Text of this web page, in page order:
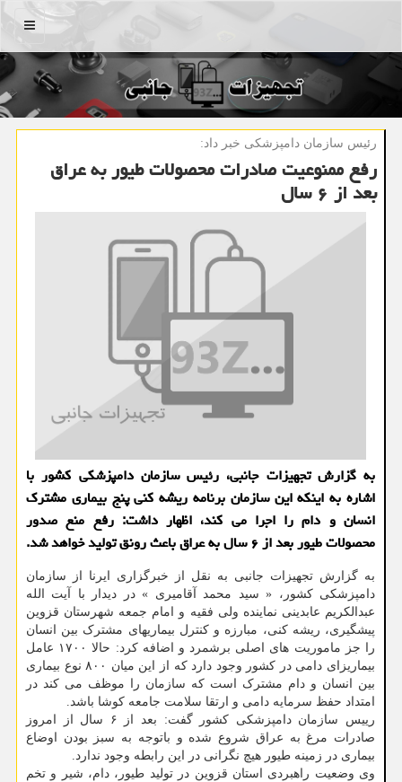
منو
رئیس سازمان دامپزشكی خبر داد:
رفع ممنوعیت صادرات محصولات طیور به عراق
بعد از ۶ سال
به گزارش تجهیزات جانبی، رئیس سازمان دامپزشکی کشور با
اشاره به اینکه این سازمان برنامه ریشه کنی پنج بیماری مشترک
انسان و دام را اجرا می کند، اظهار داشت: رفع منع صدور
محصولات طیور بعد از ۶ سال به عراق باعث رونق تولید خواهد شد.
به گزارش تجهیزات جانبی به نقل از خبرگزاری ایرنا از سازمان
دامپزشکی کشور، « سید محمد آقامیری » در دیدار با آیت الله
عبدالکریم عابدینی نماینده ولی فقیه و امام جمعه شهرستان قزوین
پیشگیری، ریشه کنی، مبارزه و کنترل بیماریهای مشترک بین انسان
را جز ماموریت های اصلی برشمرد و اضافه کرد: حالا ۱۷۰۰ عامل
بیماریزای دامی در کشور وجود دارد که از این میان ۸۰۰ نوع بیماری
بین انسان و دام مشترک است که سازمان را موظف می کند در
امتداد حفظ سرمایه دامی و ارتقا سلامت جامعه کوشا باشد.
رییس سازمان دامپزشکی کشور گفت: بعد از ۶ سال از امروز
صادرات مرغ به عراق شروع شده و باتوجه به سبز بودن اوضاع
بیماری در زمینه طیور هیچ نگرانی در این رابطه وجود ندارد.
وی وضعیت راهبردی استان قزوین در تولید طیور، دام، شیر و تخم